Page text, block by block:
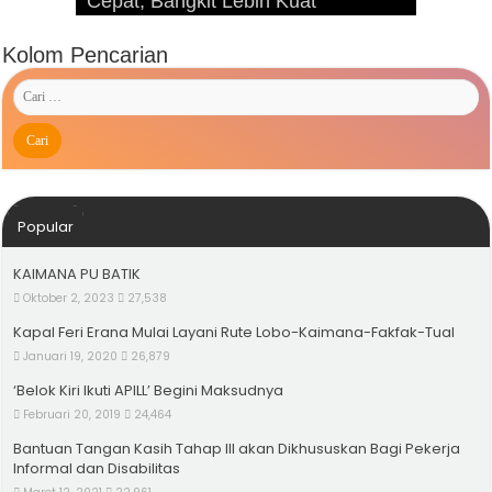
Kolom Pencarian
Popular
KAIMANA PU BATIK
Oktober 2, 2023 27,538
Kapal Feri Erana Mulai Layani Rute Lobo-Kaimana-Fakfak-Tual
Januari 19, 2020 26,879
‘Belok Kiri Ikuti APILL’ Begini Maksudnya
Februari 20, 2019 24,464
Bantuan Tangan Kasih Tahap III akan Dikhususkan Bagi Pekerja
Informal dan Disabilitas